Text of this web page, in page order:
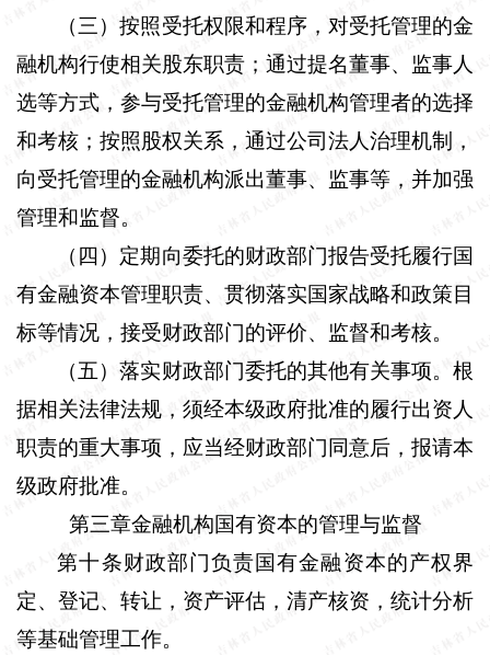
（三）按照受托权限和程序，对受托管理的金
融机构行使相关股东职责；通过提名董事、监事人
选等方式，参与受托管理的金融机构管理者的选择
和考核；按照股权关系，通过公司法人治理机制，
向受托管理的金融机构派出董事、监事等，并加强
管理和监督。
（四）定期向委托的财政部门报告受托履行国
有金融资本管理职责、贯彻落实国家战略和政策目
标等情况，接受财政部门的评价、监督和考核。
（五）落实财政部门委托的其他有关事项。根
据相关法律法规，须经本级政府批准的履行出资人
职责的重大事项，应当经财政部门同意后，报请本
级政府批准。
第三章金融机构国有资本的管理与监督
第十条财政部门负责国有金融资本的产权界
定、登记、转让，资产评估，清产核资，统计分析
等基础管理工作。